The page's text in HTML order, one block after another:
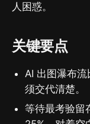
人困惑。
关键要点
AI 出图瀑布
须交代清楚。
等待最考验留